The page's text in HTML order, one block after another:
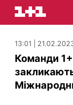
13:01 |
Команди